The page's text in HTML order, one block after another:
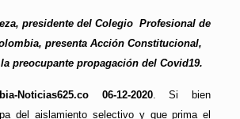
presidente del Colegio Profesional de
presenta Acción Constitucional,
preocupante propagación del Covid19.
Noticias625.co 06-12-2020. Si bien
del aislamiento selectivo y que prima el